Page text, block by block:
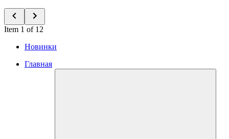
Item 1 of 12
Новинки
Главная